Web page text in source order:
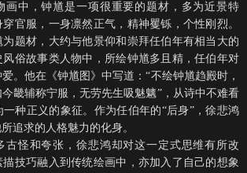
画中，钟馗是一项很重要的题材，多为近景特
官服，一身凛然正气，精神矍铄，个性刚烈。
题材，大约与他景仰和崇拜任伯年有相当大的
俗故事类人物中，所绘钟馗多且精，任伯年对
。他在《钟馗图》中写道：“不绘钟馗趋殿时，
畿辅称宁服，无劳先生吸魅魑”，从诗中不难看
种正义的象征。作为任伯年的“后身”，徐悲鸿
追求的人格魅力的化身。
古怪和夸张，徐悲鸿却对这一定式思维有所改
技巧融入到传统绘画中，亦加入了自己的想象